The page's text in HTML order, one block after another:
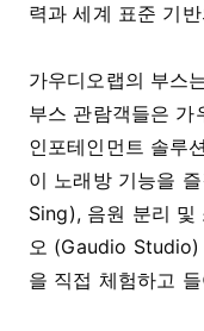
력과 세계 표준 기
가우디오랩의 부스
부스 관람객들은 가
인포테인먼트 솔루
이 노래방 기능을
Sing), 음원 분리 및
오 (Gaudio Studio)
을 직접 체험하고